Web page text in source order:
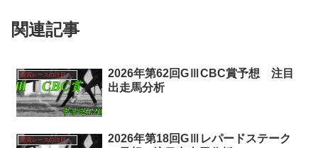
関連記事
重賞レースの注目馬分析
2026年第62回GⅢCBC賞予想 注目
出走馬分析
重賞レースの注目馬分析
2026年第18回GⅢレパードステーク